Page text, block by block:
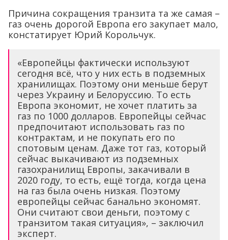
Причина сокращения транзита та же самая –
газ очень дорогой Европа его закупает мало,
констатирует Юрий Корольчук.
«Европейцы фактически используют
сегодня всё, что у них есть в подземных
хранилищах. Поэтому они меньше берут
через Украину и Белоруссию. То есть
Европа экономит, не хочет платить за
газ по 1000 долларов. Европейцы сейчас
предпочитают использовать газ по
контрактам, и не покупать его по
спотовым ценам. Даже тот газ, который
сейчас выкачивают из подземных
газохранилищ Европы, закачивали в
2020 году, то есть, ещё тогда, когда цена
на газ была очень низкая. Поэтому
европейцы сейчас банально экономят.
Они считают свои деньги, поэтому с
транзитом такая ситуация», – заключил
эксперт.